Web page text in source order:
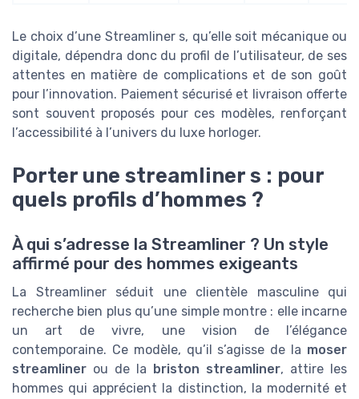
Le choix d’une Streamliner s, qu’elle soit mécanique ou
digitale, dépendra donc du profil de l’utilisateur, de ses
attentes en matière de complications et de son goût
pour l’innovation. Paiement sécurisé et livraison offerte
sont souvent proposés pour ces modèles, renforçant
l’accessibilité à l’univers du luxe horloger.
Porter une streamliner s : pour
quels profils d’hommes ?
À qui s’adresse la Streamliner ? Un style
affirmé pour des hommes exigeants
La Streamliner séduit une clientèle masculine qui
recherche bien plus qu’une simple montre : elle incarne
un art de vivre, une vision de l’élégance
contemporaine. Ce modèle, qu’il s’agisse de la moser
streamliner ou de la briston streamliner, attire les
hommes qui apprécient la distinction, la modernité et